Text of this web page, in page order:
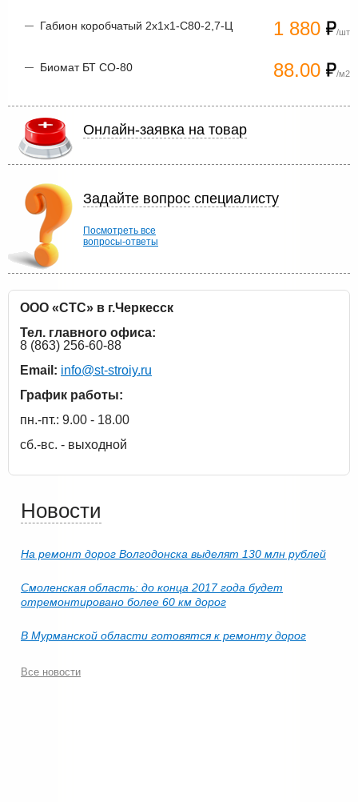
1 880 /шт
Габион коробчатый 2х1х1-С80-2,7-Ц
88.00 /м2
Биомат БТ СО-80
Онлайн-заявка на товар
Задайте вопрос специалисту
Посмотреть все
вопросы-ответы
ООО «СТС» в г.Черкесск
Тел. главного офиса:
8 (863) 256-60-88
Email: info@st-stroiy.ru
График работы:
пн.-пт.: 9.00 - 18.00
сб.-вс. - выходной
Новости
На ремонт дорог Волгодонска выделят 130 млн рублей
Смоленская область: до конца 2017 года будет
отремонтировано более 60 км дорог
В Мурманской области готовятся к ремонту дорог
Все новости